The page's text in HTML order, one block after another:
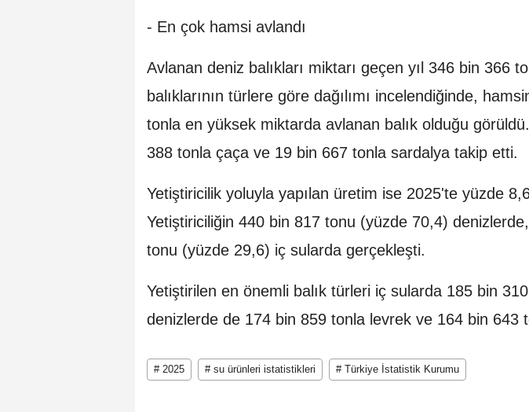
- En çok hamsi avlandı
Avlanan deniz balıkları miktarı geçen yıl 346 bin 366
balıklarının türlere göre dağılımı incelendiğinde,
tonla en yüksek miktarda avlanan balık olduğu
388 tonla çaça ve 19 bin 667 tonla sardalya takip etti.
Yetiştiricilik yoluyla yapılan üretim ise 2025'te yüzde
Yetiştiriciliğin 440 bin 817 tonu (yüzde 70,4)
tonu (yüzde 29,6) iç sularda gerçekleşti.
Yetiştirilen en önemli balık türleri iç sularda 185 bin
denizlerde de 174 bin 859 tonla levrek ve 164 bin 643
# 2025 # su ürünleri istatistikleri # Türkiye İstatistik Kurumu